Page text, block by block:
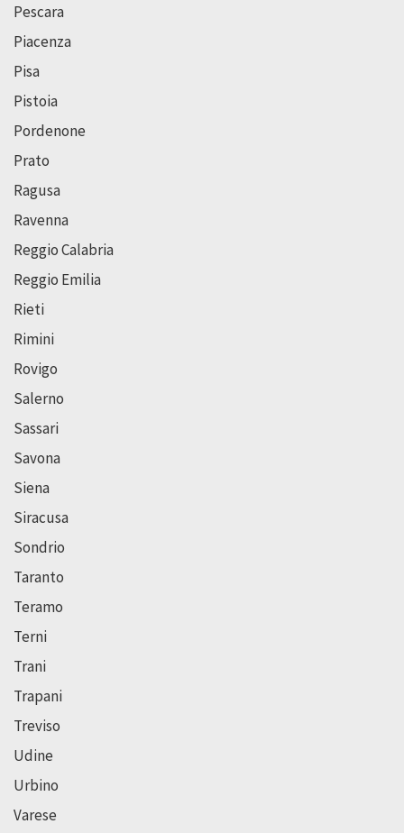
Pescara
Piacenza
Pisa
Pistoia
Pordenone
Prato
Ragusa
Ravenna
Reggio Calabria
Reggio Emilia
Rieti
Rimini
Rovigo
Salerno
Sassari
Savona
Siena
Siracusa
Sondrio
Taranto
Teramo
Terni
Trani
Trapani
Treviso
Udine
Urbino
Varese